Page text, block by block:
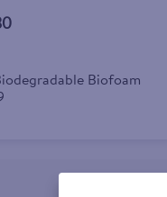
Biofoam